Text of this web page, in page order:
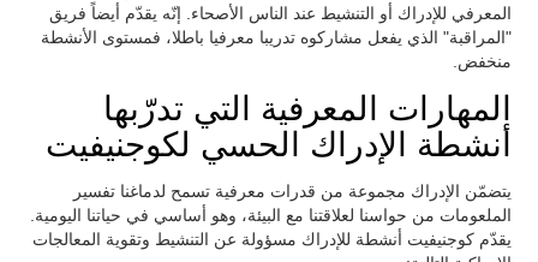
المعرفي للإدراك أو التنشيط عند الناس الأصحاء. إنّه يقدّم أيضاً فريق
"المراقبة" الذي يفعل مشاركوه تدريبا معرفيا باطلا، فمستوى الأنشطة
منخفض.
المهارات المعرفية التي تدرّبها
أنشطة الإدراك الحسي لكوجنيفيت
يتضمّن الإدراك مجموعة من قدرات معرفية تسمح لدماغنا تفسير
الملعومات من حواسنا لعلاقتنا مع البيئة، وهو أساسي في حياتنا اليومية.
يقدّم كوجنيفيت أنشطة للإدراك مسؤولة عن التنشيط وتقوية المعالجات